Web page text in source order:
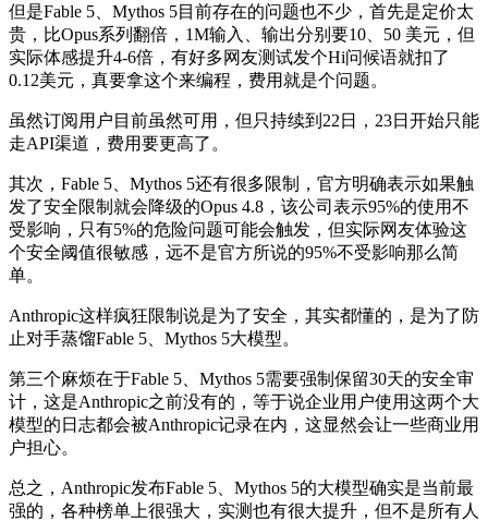
但是Fable 5、Mythos 5目前存在的问题也不少，首先是定价太
贵，比Opus系列翻倍，1M输入、输出分别要10、50 美元，但
实际体感提升4-6倍，有好多网友测试发个Hi问候语就扣了
0.12美元，真要拿这个来编程，费用就是个问题。
虽然订阅用户目前虽然可用，但只持续到22日，23日开始只能
走API渠道，费用要更高了。
其次，Fable 5、Mythos 5还有很多限制，官方明确表示如果触
发了安全限制就会降级的Opus 4.8，该公司表示95%的使用不
受影响，只有5%的危险问题可能会触发，但实际网友体验这
个安全阈值很敏感，远不是官方所说的95%不受影响那么简
单。
Anthropic这样疯狂限制说是为了安全，其实都懂的，是为了防
止对手蒸馏Fable 5、Mythos 5大模型。
第三个麻烦在于Fable 5、Mythos 5需要强制保留30天的安全审
计，这是Anthropic之前没有的，等于说企业用户使用这两个大
模型的日志都会被Anthropic记录在内，这显然会让一些商业用
户担心。
总之，Anthropic发布Fable 5、Mythos 5的大模型确实是当前最
强的，各种榜单上很强大，实测也有很大提升，但不是所有人